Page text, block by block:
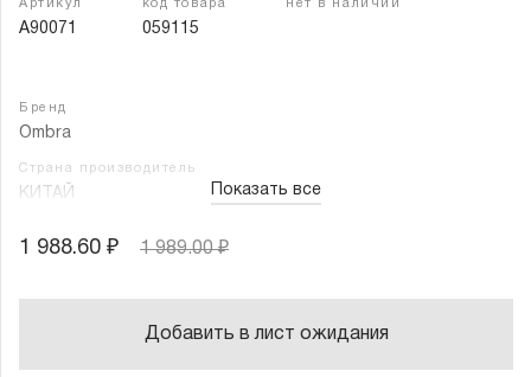
Артикул
A90071
код товара
059115
нет в наличии
Бренд
Ombra
Страна производитель
КИТАЙ Показать все
1 988.60 ₽ 1 989.00 ₽
Добавить в лист ожидания